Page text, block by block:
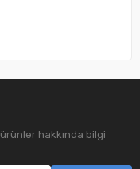
hakkında bilgi